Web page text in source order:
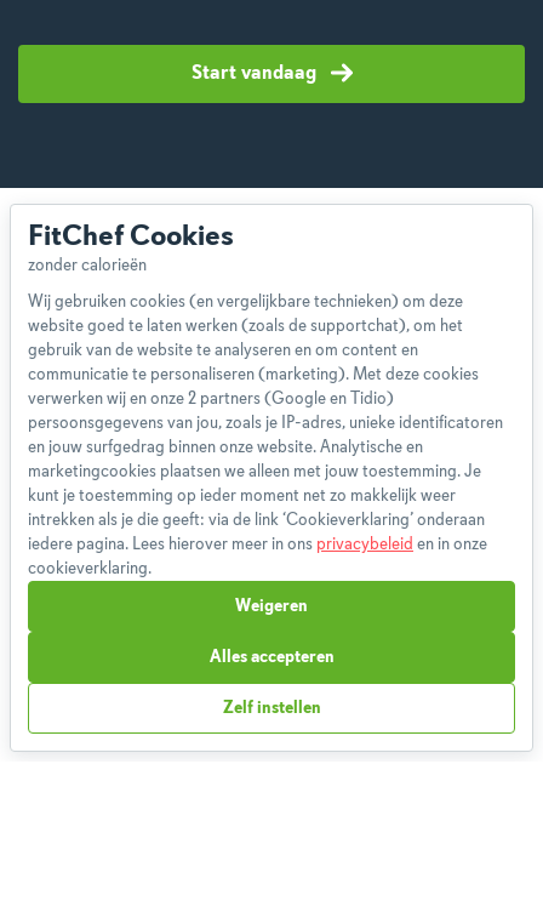
Start vandaag
Over ons
Team
App
Blog
Disclaimer
Gebruikersvoorwaarden
Methodologie
Privacybeleid
Cookieverklaring
Betaalmethoden
Klachtenprocedure
Partnerprogramma
FitChef Cookies
Wij gebruiken cookies (en vergelijkbare technieken) om deze
website goed te laten werken (zoals de supportchat), om het
gebruik van de website te analyseren en om content en
communicatie te personaliseren (marketing). Met deze cookies
verwerken wij en onze 2 partners (Google en Tidio)
persoonsgegevens van jou, zoals je IP-adres, unieke identificatoren
en jouw surfgedrag binnen onze website. Analytische en
marketingcookies plaatsen we alleen met jouw toestemming. Je
kunt je toestemming op ieder moment net zo makkelijk weer
intrekken als je die geeft: via de link ‘Cookieverklaring’ onderaan
iedere pagina. Lees hierover meer in ons privacybeleid en in onze
cookieverklaring.
Zelf instellen
Weigeren
Alles accepteren